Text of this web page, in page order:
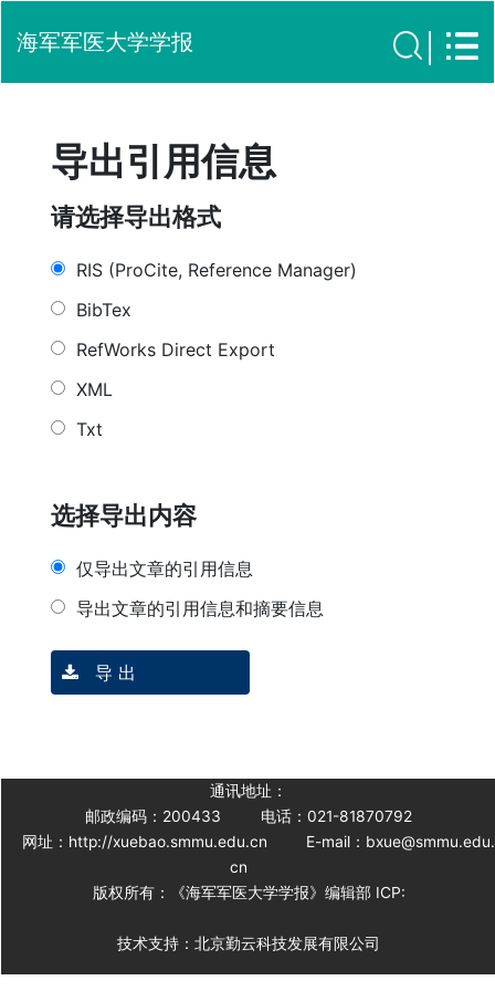
海军军医大学学报
导出引用信息
请选择导出格式
RIS (ProCite, Reference Manager)
BibTex
RefWorks Direct Export
XML
Txt
选择导出内容
仅导出文章的引用信息
导出文章的引用信息和摘要信息
导 出
通讯地址：
邮政编码：200433
电话：021-81870792
网址：http://xuebao.smmu.edu.cn
E-mail：bxue@smmu.edu.
cn
版权所有：《海军军医大学学报》编辑部 ICP:
技术支持：北京勤云科技发展有限公司